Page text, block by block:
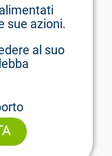
sue azioni.
al suo